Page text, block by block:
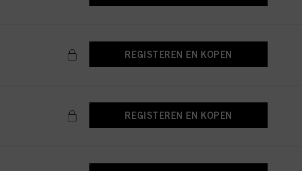
REGISTEREN EN KOPEN
REGISTEREN EN KOPEN